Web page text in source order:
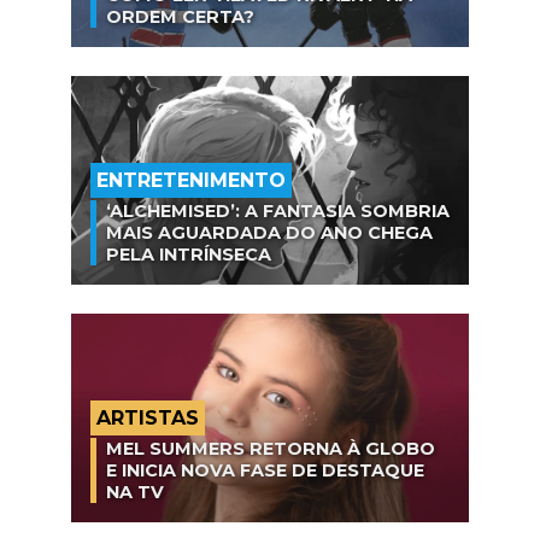
ORDEM CERTA?
ENTRETENIMENTO
‘ALCHEMISED’: A FANTASIA SOMBRIA
MAIS AGUARDADA DO ANO CHEGA
PELA INTRÍNSECA
ARTISTAS
MEL SUMMERS RETORNA À GLOBO
E INICIA NOVA FASE DE DESTAQUE
NA TV